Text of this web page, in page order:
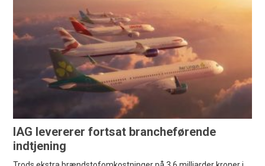
IAG levererer fortsat brancheførende
indtjening